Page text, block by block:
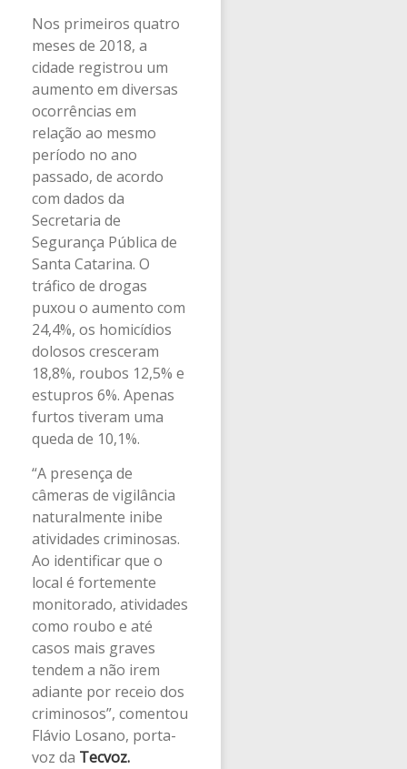
Nos primeiros quatro
meses de 2018, a
cidade registrou um
aumento em diversas
ocorrências em
relação ao mesmo
período no ano
passado, de acordo
com dados da
Secretaria de
Segurança Pública de
Santa Catarina. O
tráfico de drogas
puxou o aumento com
24,4%, os homicídios
dolosos cresceram
18,8%, roubos 12,5% e
estupros 6%. Apenas
furtos tiveram uma
queda de 10,1%.
“A presença de
câmeras de vigilância
naturalmente inibe
atividades criminosas.
Ao identificar que o
local é fortemente
monitorado, atividades
como roubo e até
casos mais graves
tendem a não irem
adiante por receio dos
criminosos”, comentou
Flávio Losano, porta-
voz da Tecvoz.